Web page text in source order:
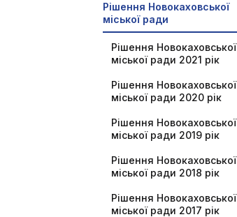
Рішення Новокаховської
міської ради
Рішення Новокаховської
міської ради 2021 рік
Рішення Новокаховської
міської ради 2020 рік
Рішення Новокаховської
міської ради 2019 рік
Рішення Новокаховської
міської ради 2018 рік
Рішення Новокаховської
міської ради 2017 рік